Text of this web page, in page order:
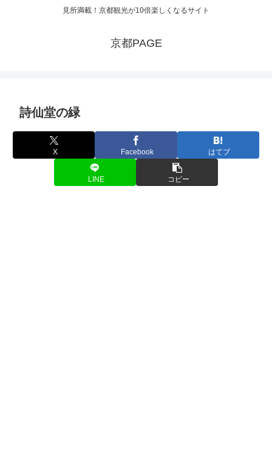
見所満載！京都観光が10倍楽しくなるサイト
京都PAGE
詩仙堂の緑
X Facebook はてブ
LINE コピー